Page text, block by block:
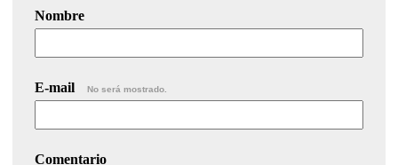
Nombre
E-mail No será mostrado.
Comentario